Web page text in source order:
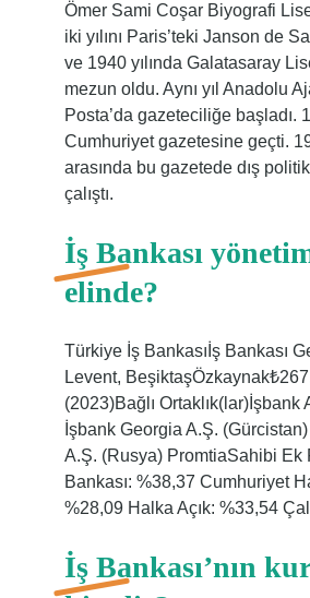
Ömer Sami Coşar Biyografi
iki yılını Paris’teki Janson de
ve 1940 yılında Galatasaray
mezun oldu. Aynı yıl Anadolu
Posta’da gazeteciliğe başladı.
Cumhuriyet gazetesine geçti.
arasında bu gazetede dış
çalıştı.
İş Bankası
elinde?
Türkiye İş Bankasıİş Bankası
Levent,
(2023)Bağlı Ortaklık(lar)İşbank
İşbank Georgia A.Ş. (Gürcistan)
A.Ş. (Rusya) PromtiaSahibi Ek
Bankası: %38,37 Cumhuriyet
%28,09 Halka Açık: %33,54
İş Bankası’nın